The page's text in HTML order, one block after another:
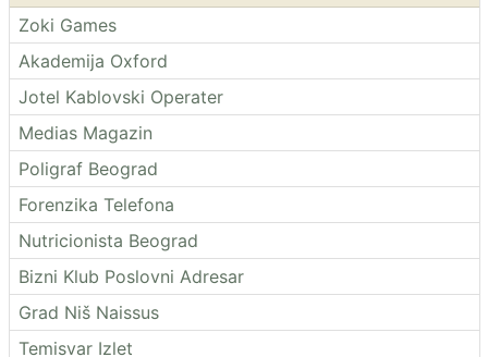
Zoki Games
Akademija Oxford
Jotel Kablovski Operater
Medias Magazin
Poligraf Beograd
Forenzika Telefona
Nutricionista Beograd
Bizni Klub Poslovni Adresar
Grad Niš Naissus
Temisvar Izlet